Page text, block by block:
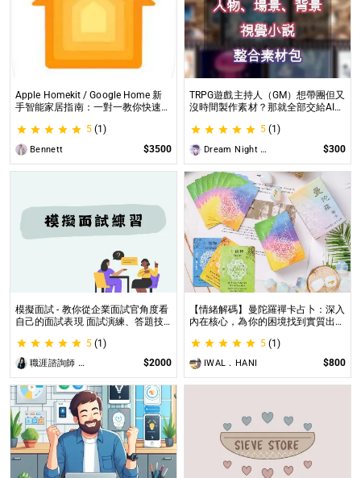
Apple Homekit / Google Home 新
手智能家居指南：一對一教你快速入
在線解答，輕鬆打造理想的智慧生活
5 (1)
Bennett $3500
TRPG遊戲主持人（GM）想帶團但又
沒時間製作素材？那就全部交給AI來
TRPG主持人（GM）們所開設的項
目，主要是為了讓主持人能少準備一
些東西。
5 (1)
Dream Night Butterfly $300
模擬面試 - 教你從企業面試官角度看
自己的面試表現 面試演練、答題技
5 (1)
職涯諮詢師 阿紫 $2000
【情緒解碼】曼陀羅禪卡占卜：深入
內在核心，為你的困境找到實質出口
情緒解析，打破人生卡關循環
5 (1)
IWAL．HANI $800